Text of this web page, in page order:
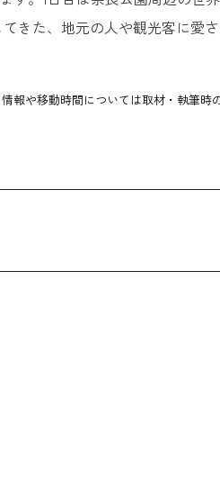
きた、地元の人や観光客に愛
や移動時間については取材・執筆時